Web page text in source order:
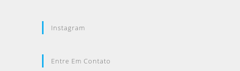
Instagram
Entre Em Contato